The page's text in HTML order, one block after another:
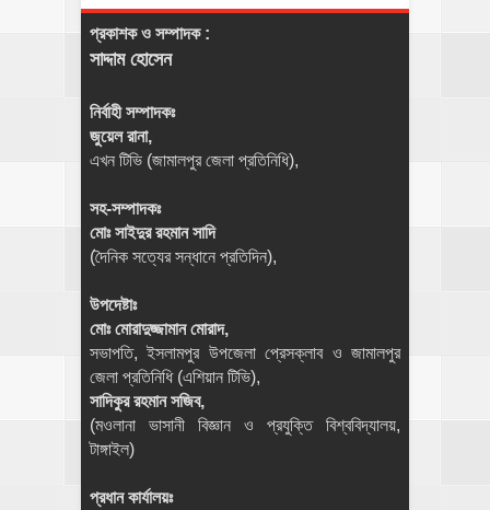
প্রকাশক ও সম্পাদক :
সাদ্দাম হোসেন
নির্বাহী সম্পাদকঃ
জুয়েল রানা,
এখন টিভি (জামালপুর জেলা প্রতিনিধি),
সহ-সম্পাদকঃ
মোঃ সাইদুর রহমান সাদি
(দৈনিক সত্যের সন্ধানে প্রতিদিন),
উপদেষ্টাঃ
মোঃ মোরাদুজ্জামান মোরাদ,
সভাপতি, ইসলামপুর উপজেলা প্রেসক্লাব ও জামালপুর
জেলা প্রতিনিধি (এশিয়ান টিভি),
সাদিকুর রহমান সজিব,
(মওলানা ভাসানী বিজ্ঞান ও প্রযুক্তি বিশ্ববিদ্যালয়,
টাঙ্গাইল)
প্রধান কার্যালয়ঃ